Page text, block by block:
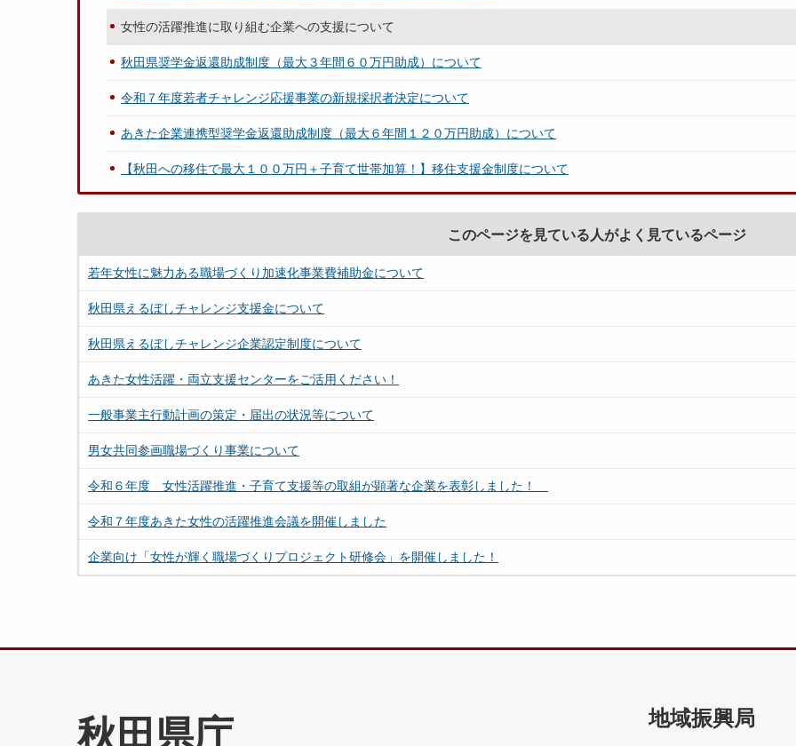
女性の活躍推進に取り組む企業への支援について
秋田県奨学金返還助成制度（最大３年間６０万円助成）について
令和７年度若者チャレンジ応援事業の新規採択者決定について
あきた企業連携型奨学金返還助成制度（最大６年間１２０万円助成）について
【秋田への移住で最大１００万円＋子育て世帯加算！】移住支援金制度について
このページを見ている人がよく見ているページ
若年女性に魅力ある職場づくり加速化事業費補助金について
秋田県えるぼしチャレンジ支援金について
秋田県えるぼしチャレンジ企業認定制度について
あきた女性活躍・両立支援センターをご活用ください！
一般事業主行動計画の策定・届出の状況等について
男女共同参画職場づくり事業について
令和６年度 女性活躍推進・子育て支援等の取組が顕著な企業を表彰しました！
令和７年度あきた女性の活躍推進会議を開催しました
企業向け「女性が輝く職場づくりプロジェクト研修会」を開催しました！
秋田県庁 地域振興局